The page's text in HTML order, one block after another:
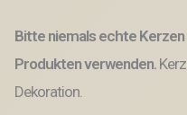
Bitte niemals echte
Produkten verwenden.
Dekoration.